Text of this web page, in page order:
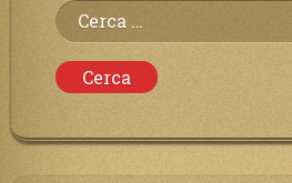
Ricerca
per: